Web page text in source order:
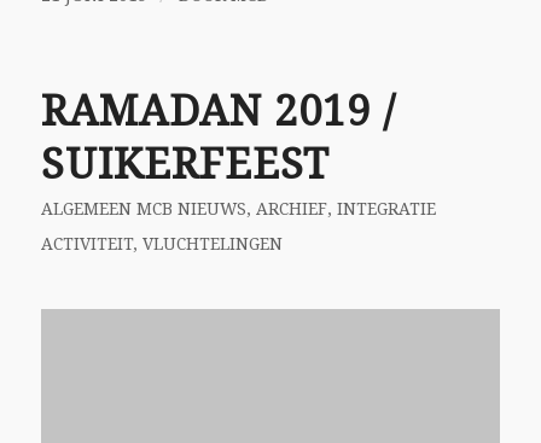
Moslims waar dan ook ter wereld. De Ramadan
blijdschap dat de vastenmaand is volbracht.
Iedereen naar eigen kunnen.Dit jaar was de
Ramadan van maandagochtend 6 mei tot
duren. De islamitische kalender heeft
maximaal 30 dagen in een maand.